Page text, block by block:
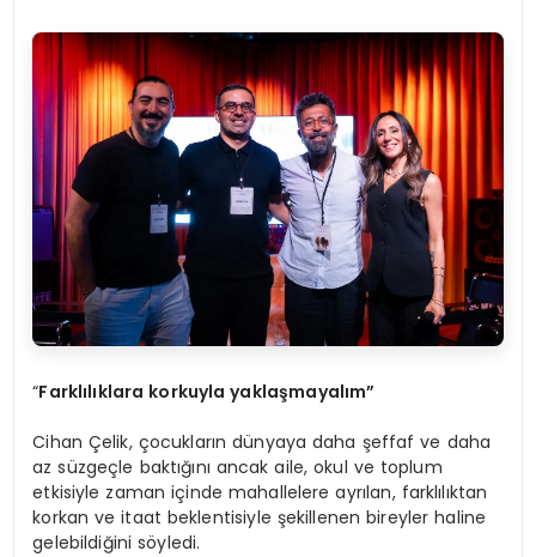
“Farklılıklara korkuyla yaklaşmayalım”
Cihan Çelik, çocukların dünyaya daha şeffaf ve daha
az süzgeçle baktığını ancak aile, okul ve toplum
etkisiyle zaman içinde mahallelere ayrılan, farklılıktan
korkan ve itaat beklentisiyle şekillenen bireyler haline
gelebildiğini söyledi.